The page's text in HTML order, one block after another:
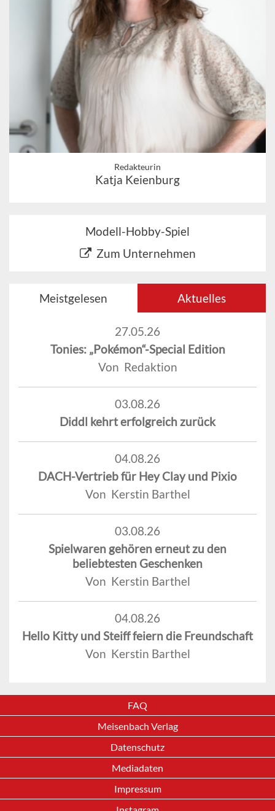
Redakteurin
Katja Keienburg
Modell-Hobby-Spiel
Zum Unternehmen
Meistgelesen Aktuelles
27.05.26
Tonies: „Pokémon“-Special Edition
Von Redaktion
03.08.26
Diddl kehrt erfolgreich zurück
04.08.26
DACH-Vertrieb für Hey Clay und Pixio
Von Kerstin Barthel
03.08.26
Spielwaren gehören erneut zu den
beliebtesten Geschenken
Von Kerstin Barthel
04.08.26
Hello Kitty und Steiff feiern die Freundschaft
Von Kerstin Barthel
FAQ
Meisenbach Verlag
Datenschutz
Mediadaten
Impressum